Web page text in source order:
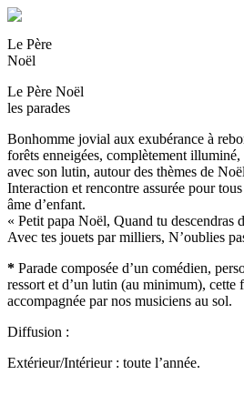
Le Père
Noël
Le Père Noël
les parades
Bonhomme jovial aux exubérance à
forêts enneigées, complètement
avec son lutin, autour des thèmes de
Interaction et rencontre assurée pour
âme d’enfant.
« Petit papa Noël, Quand tu descendras
Avec tes jouets par milliers, N’oublies
* Parade composée d’un comédien,
ressort et d’un lutin (au minimum), cette
accompagnée par nos musiciens au sol.
Diffusion :
Extérieur/Intérieur : toute l’année.